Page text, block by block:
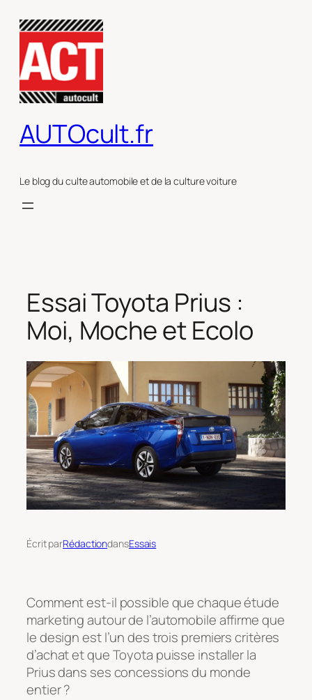
contenu
AUTOcult.fr
Le blog du culte automobile et de la culture voiture
Essai Toyota Prius :
Moi, Moche et Ecolo
Écrit parRédactiondansEssais
Comment est-il possible que chaque étude
marketing autour de l’automobile affirme que
le design est l’un des trois premiers critères
d’achat et que Toyota puisse installer la
Prius dans ses concessions du monde
entier ?